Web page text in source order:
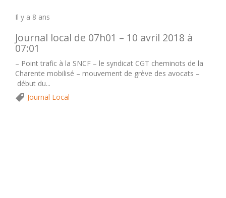
Il y a 8 ans
Journal local de 07h01 – 10 avril 2018 à
07:01
– Point trafic à la SNCF – le syndicat CGT cheminots de la
Charente mobilisé – mouvement de grève des avocats –
début du...
Journal Local